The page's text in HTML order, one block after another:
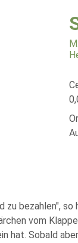
zu bezahlen",
vom
hat. Sobald